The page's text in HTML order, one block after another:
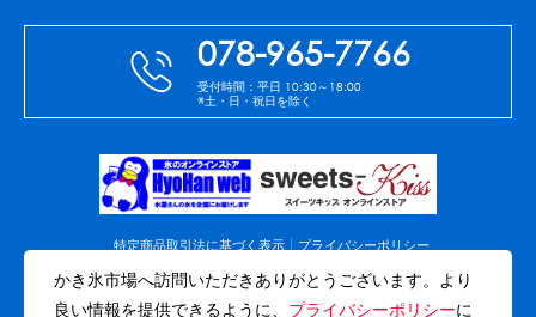
078-965-7766
受付時間：平日 10:30～18:00
※土・日・祝日を除く
特定商品取引法に基づく表示
プライバシーポリシー
免責事項
会社案内 サイトマップ
かき氷市場へ訪問いただきありがとうございます。より
良い情報を提供できるように、 プライバシーポリシーに